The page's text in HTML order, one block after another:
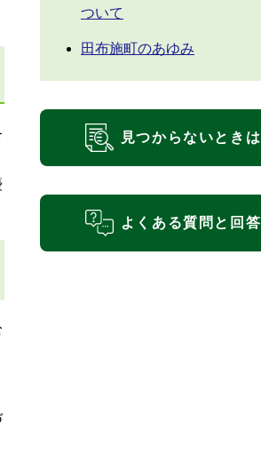
ついて
田布施町のあゆみ
見つからないときは
よくある質問と回答